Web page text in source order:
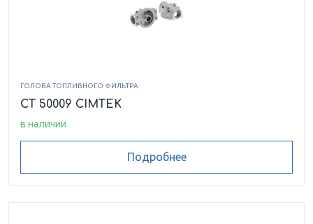
ГОЛОВА ТОПЛИВНОГО ФИЛЬТРА
CT 50009 CIMTEK
в наличии
Подробнее